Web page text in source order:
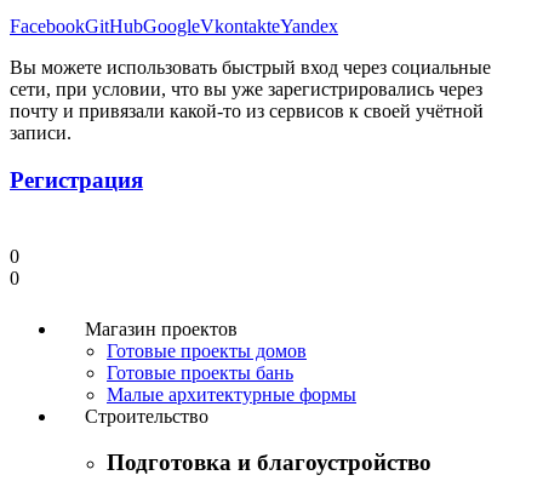
FacebookGitHubGoogleVkontakteYandex
Вы можете использовать быстрый вход через социальные
сети, при условии, что вы уже зарегистрировались через
почту и привязали какой-то из сервисов к своей учётной
записи.
Регистрация
0
0
Магазин проектов
Готовые проекты домов
Готовые проекты бань
Малые архитектурные формы
Строительство
Подготовка и благоустройство